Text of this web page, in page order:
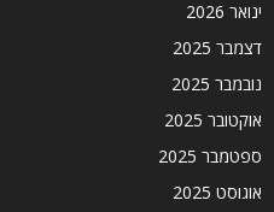
ינואר 2026
דצמבר 2025
נובמבר 2025
אוקטובר 2025
ספטמבר 2025
אוגוסט 2025